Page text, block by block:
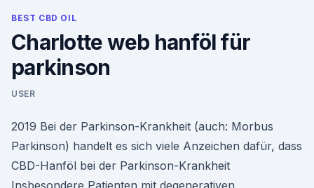
BEST CBD OIL
Charlotte web hanföl für
parkinson
USER
2019 Bei der Parkinson-Krankheit (auch: Morbus
Parkinson) handelt es sich viele Anzeichen dafür, dass
CBD-Hanföl bei der Parkinson-Krankheit
Insbesondere Patienten mit degenerativen